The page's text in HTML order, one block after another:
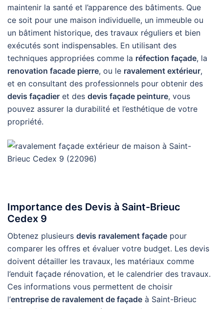
maintenir la santé et l’apparence des bâtiments. Que
ce soit pour une maison individuelle, un immeuble ou
un bâtiment historique, des travaux réguliers et bien
exécutés sont indispensables. En utilisant des
techniques appropriées comme la réfection façade, la
renovation facade pierre, ou le ravalement extérieur,
et en consultant des professionnels pour obtenir des
devis façadier et des devis façade peinture, vous
pouvez assurer la durabilité et l’esthétique de votre
propriété.
Importance des Devis à Saint-Brieuc
Cedex 9
Obtenez plusieurs devis ravalement façade pour
comparer les offres et évaluer votre budget. Les devis
doivent détailler les travaux, les matériaux comme
l’enduit façade rénovation, et le calendrier des travaux.
Ces informations vous permettent de choisir
l’entreprise de ravalement de façade à Saint-Brieuc